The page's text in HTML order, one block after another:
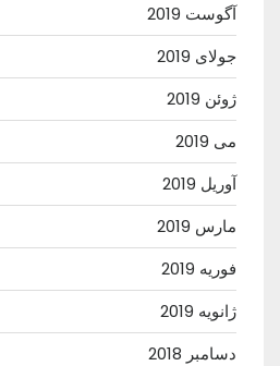
آگوست 2019
جولای 2019
ژوئن 2019
می 2019
آوریل 2019
مارس 2019
فوریه 2019
ژانویه 2019
دسامبر 2018